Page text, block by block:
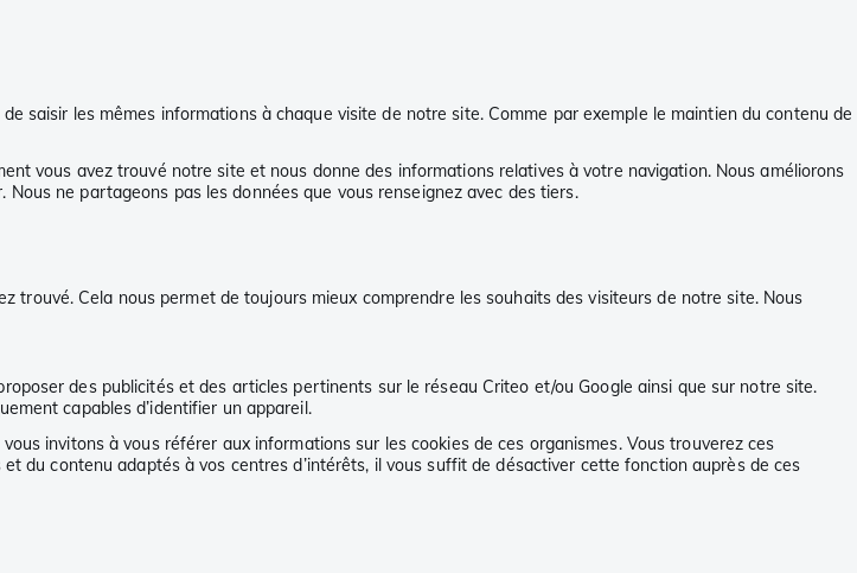
saisir les mêmes informations à chaque visite de notre site. Comme par exemple le maintien du contenu de
vous avez trouvé notre site et nous donne des informations relatives à votre navigation. Nous améliorons
ne partageons pas les données que vous renseignez avec des tiers.
Cela nous permet de toujours mieux comprendre les souhaits des visiteurs de notre site. Nous
des publicités et des articles pertinents sur le réseau Criteo et/ou Google ainsi que sur notre site.
capables d’identifier un appareil.
invitons à vous référer aux informations sur les cookies de ces organismes. Vous trouverez ces
du contenu adaptés à vos centres d’intérêts, il vous suffit de désactiver cette fonction auprès de ces